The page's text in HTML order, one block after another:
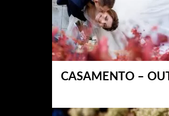
CASAMENTO –